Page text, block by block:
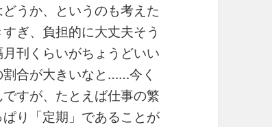
うか、というのも考えた
ぎ、負担的に大丈夫そう
刊くらいがちょうどいい
合が大きいなと……今く
すが、たとえば仕事の繁
り「定期」であることが